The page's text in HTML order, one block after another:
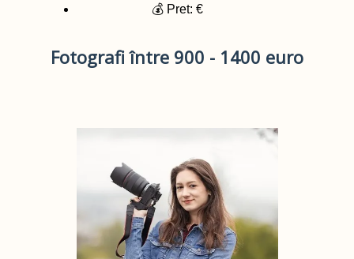
💰 Pret: €
Fotografi între 900 - 1400 euro